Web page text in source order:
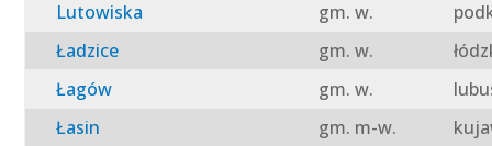
Lutowiska
gm. w.
Ładzice
gm. w.
Łagów
gm. w.
Łasin
gm. m-w.